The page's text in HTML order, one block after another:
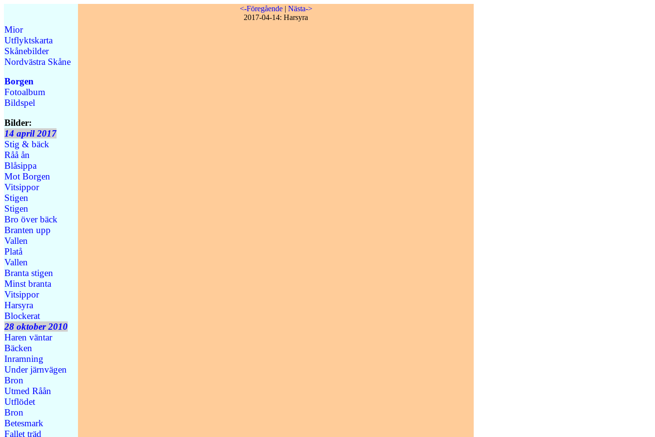
Mior
Utflyktskarta
Skånebilder
Nordvästra Skåne
Borgen
Fotoalbum
Bildspel
Bilder:
14 april 2017
Stig & bäck
Råå ån
Blåsippa
Mot Borgen
Vitsippor
Stigen
Stigen
Bro över bäck
Branten upp
Vallen
Platå
Vallen
Branta stigen
Minst branta
Vitsippor
Harsyra
Blockerat
28 oktober 2010
Haren väntar
Bäcken
Inramning
Under järnvägen
Bron
Utmed Råån
Utflödet
Bron
Betesmark
Fallet träd
<-Föregående| Nästa->
2017-04-14: Harsyra